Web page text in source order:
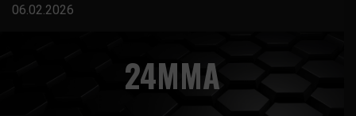
Перейти
06.02.2026
24MMA